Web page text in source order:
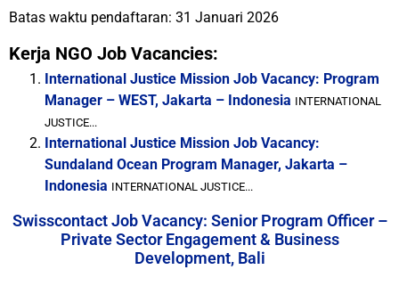
Batas waktu pendaftaran: 31 Januari 2026
Kerja NGO Job Vacancies:
International Justice Mission Job Vacancy: Program
Manager – WEST, Jakarta – Indonesia INTERNATIONAL
JUSTICE...
International Justice Mission Job Vacancy:
Sundaland Ocean Program Manager, Jakarta –
Indonesia INTERNATIONAL JUSTICE...
Swisscontact Job Vacancy: Senior Program Officer –
Private Sector Engagement & Business
Development, Bali